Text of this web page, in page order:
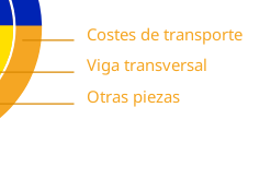
Costes de transporte
Viga transversal
Otras piezas